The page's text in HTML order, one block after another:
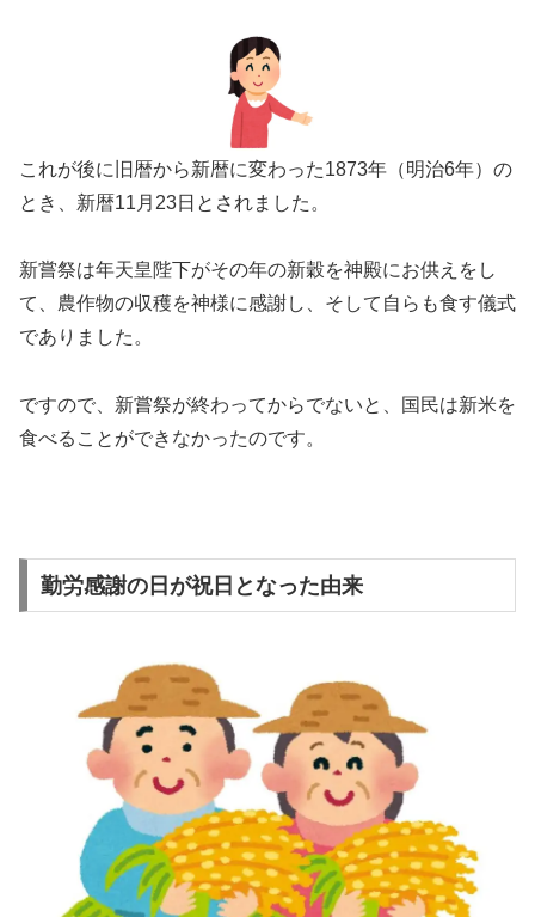
これが後に旧暦から新暦に変わった1873年（明治6年）の
とき、新暦11月23日とされました。
新嘗祭は年天皇陛下がその年の新穀を神殿にお供えをし
て、農作物の収穫を神様に感謝し、そして自らも食す儀式
でありました。
ですので、新嘗祭が終わってからでないと、国民は新米を
食べることができなかったのです。
勤労感謝の日が祝日となった由来